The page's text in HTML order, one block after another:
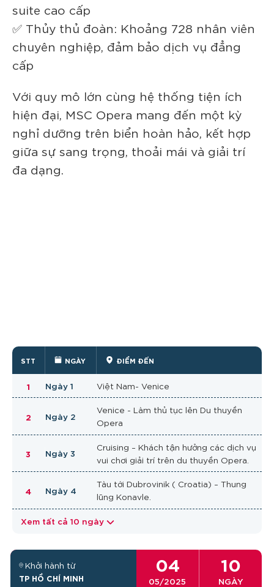
suite cao cấp
✅ Thủy thủ đoàn: Khoảng 728 nhân viên
chuyên nghiệp, đảm bảo dịch vụ đẳng
cấp
Với quy mô lớn cùng hệ thống tiện ích
hiện đại, MSC Opera mang đến một kỳ
nghỉ dưỡng trên biển hoàn hảo, kết hợp
giữa sự sang trọng, thoải mái và giải trí
đa dạng.
STT NGÀY ĐIỂM ĐẾN
1 Ngày 1 Việt Nam- Venice
2 Ngày 2
Venice - Làm thủ tục lên Du thuyền
Opera
3 Ngày 3
Cruising – Khách tận hưởng các dịch vụ
vui chơi giải trí trên du thuyền Opera.
4 Ngày 4
Tàu tới Dubrovinik ( Croatia) – Thung
lũng Konavle.
Xem tất cả 10 ngày
Khởi hành từ
TP HỒ CHÍ MINH
04
05/2025
10
NGÀY